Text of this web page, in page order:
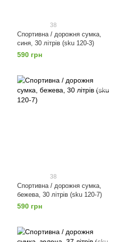
38
Спортивна / дорожня сумка,
синя, 30 літрів (sku 120-3)
590 грн
38
Спортивна / дорожня сумка,
бежева, 30 літрів (sku 120-7)
590 грн